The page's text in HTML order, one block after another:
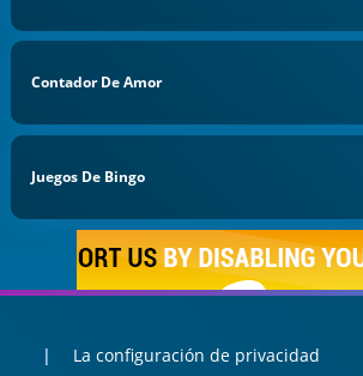
Contador De Amor
Juegos De Bingo
La configuración de privacidad